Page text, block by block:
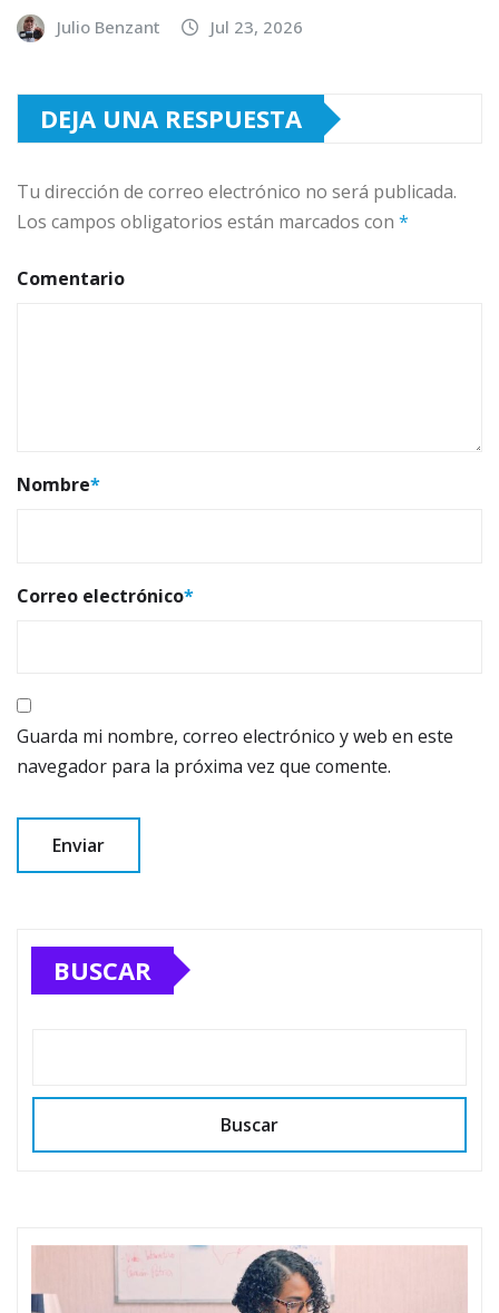
Julio Benzant Jul 23, 2026
DEJA UNA RESPUESTA
Tu dirección de correo electrónico no será publicada.
Los campos obligatorios están marcados con *
Comentario
Nombre*
Correo electrónico*
Guarda mi nombre, correo electrónico y web en este
navegador para la próxima vez que comente.
BUSCAR
Buscar